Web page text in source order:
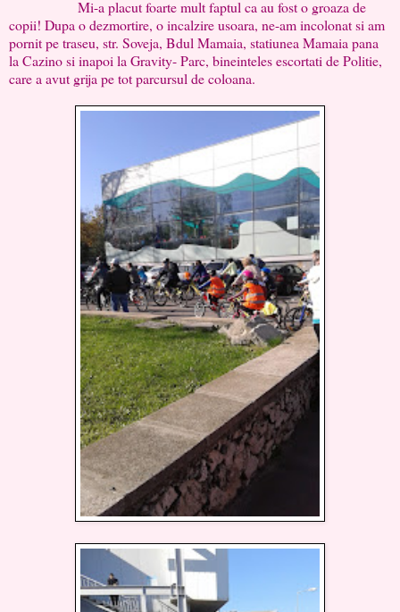
Mi-a placut foarte mult faptul ca au fost o groaza de
copii! Dupa o dezmortire, o incalzire usoara, ne-am incolonat si am
pornit pe traseu, str. Soveja, Bdul Mamaia, statiunea Mamaia pana
la Cazino si inapoi la Gravity- Parc, bineinteles escortati de Politie,
care a avut grija pe tot parcursul de coloana.